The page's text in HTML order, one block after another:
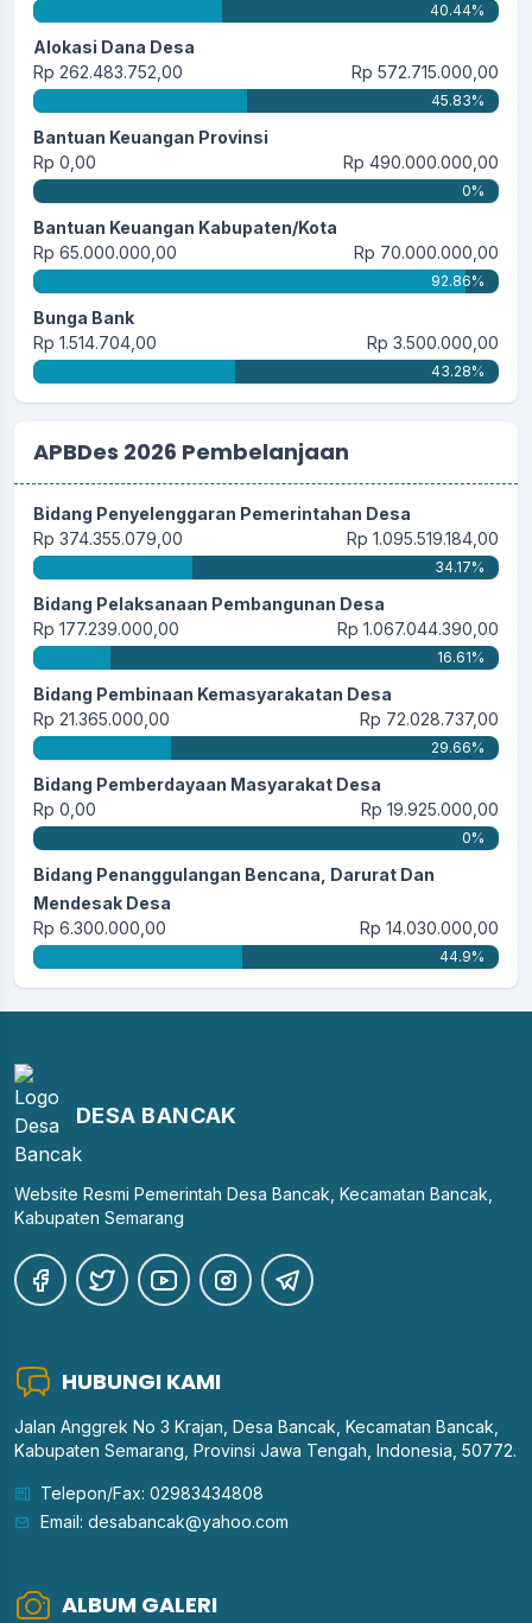
40.44%
Alokasi Dana Desa
Rp 262.483.752,00
Rp 572.715.000,00
45.83%
Bantuan Keuangan Provinsi
Rp 0,00
Rp 490.000.000,00
0%
Bantuan Keuangan Kabupaten/Kota
Rp 65.000.000,00
Rp 70.000.000,00
92.86%
Bunga Bank
Rp 1.514.704,00
Rp 3.500.000,00
43.28%
APBDes 2026 Pembelanjaan
Bidang Penyelenggaran Pemerintahan Desa
Rp 374.355.079,00
Rp 1.095.519.184,00
34.17%
Bidang Pelaksanaan Pembangunan Desa
Rp 177.239.000,00
Rp 1.067.044.390,00
16.61%
Bidang Pembinaan Kemasyarakatan Desa
Rp 21.365.000,00
Rp 72.028.737,00
29.66%
Bidang Pemberdayaan Masyarakat Desa
Rp 0,00
Rp 19.925.000,00
0%
Bidang Penanggulangan Bencana, Darurat Dan
Mendesak Desa
Rp 6.300.000,00
Rp 14.030.000,00
44.9%
DESA BANCAK
Website Resmi Pemerintah Desa Bancak, Kecamatan Bancak,
Kabupaten Semarang
HUBUNGI KAMI
Jalan Anggrek No 3 Krajan, Desa Bancak, Kecamatan Bancak,
Kabupaten Semarang, Provinsi Jawa Tengah, Indonesia, 50772.
Telepon/Fax: 02983434808
Email: desabancak@yahoo.com
ALBUM GALERI